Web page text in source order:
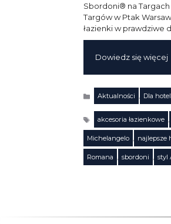
Sbordoni® na
Targów w Ptak
łazienki w prawdziwe
Dowiedz się więcej
KategorieAktualności Dla
Tagi
akcesoria łazienkowe
Michelangelo najlepsze
Romana sbordoni styl